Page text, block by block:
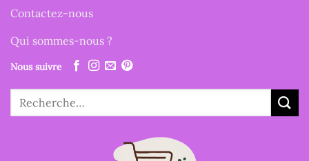
Contactez-nous
Qui sommes-nous ?
Nous suivre
Recherche
pour :